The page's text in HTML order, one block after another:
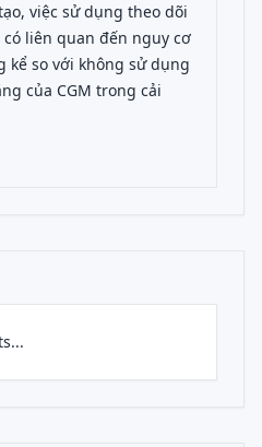
việc sử dụng theo dõi
có liên quan đến nguy cơ
kể so với không sử dụng
của CGM trong cải